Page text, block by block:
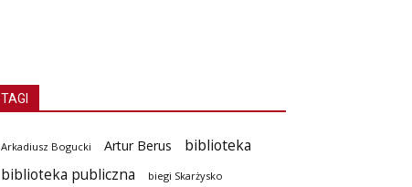
TAGI
Arkadiusz Bogucki Artur Berus
biblioteka
biblioteka publiczna
biegi Skarżysko